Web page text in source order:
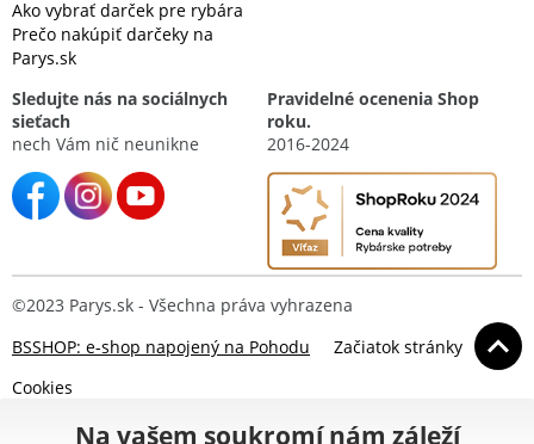
Ako vybrať darček pre rybára
Prečo nakúpiť darčeky na
Parys.sk
Sledujte nás na sociálnych
sieťach
nech Vám nič neunikne
Pravidelné ocenenia Shop
roku.
2016-2024
©2023 Parys.sk - Všechna práva vyhrazena
BSSHOP: e-shop napojený na Pohodu
Začiatok stránky
Cookies
Na vašem soukromí nám záleží